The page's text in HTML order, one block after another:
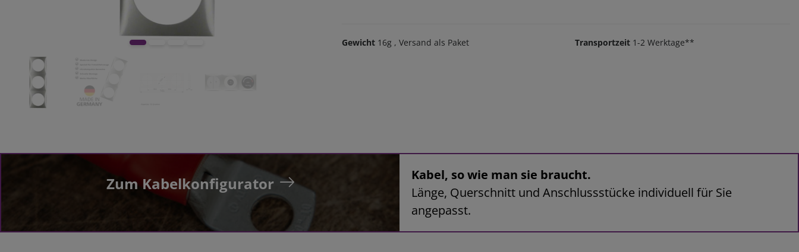
Gewicht 16g , Versand als Paket Transportzeit 1-2 Werktage**
Zum Kabelkonfigurator
Kabel, so wie man sie braucht.
Länge, Querschnitt und Anschlussstücke individuell für Sie
angepasst.